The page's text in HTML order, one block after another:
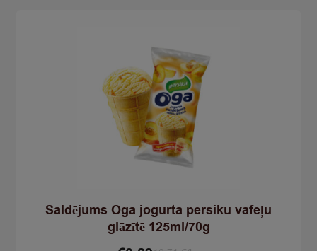
Saldējums Oga jogurta persiku vafeļu
glāzītē 125ml/70g